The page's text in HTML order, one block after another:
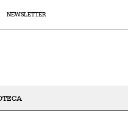
NEWSLETTER